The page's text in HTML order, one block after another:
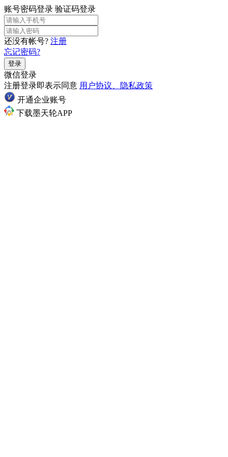
账号密码登录 验证码登录
还没有帐号? 注册
忘记密码?
登录
微信登录
注册登录即表示同意 用户协议、隐私政策
开通企业账号
下载墨天轮APP